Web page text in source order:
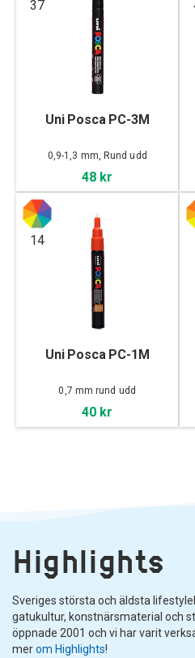
37
Uni Posca PC-3M
0,9-1,3 mm, Rund udd
48 kr
14
Uni Posca PC-1M
0,7 mm rund udd
40 kr
Highlights
Sveriges största och äldsta
gatukultur, konstnärsmaterial och
öppnade 2001 och vi har varit
merom Highlights!